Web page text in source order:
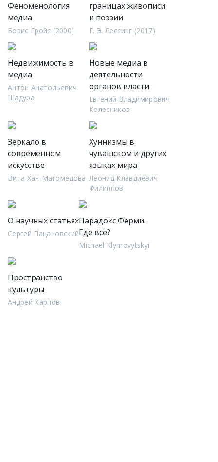
Феноменология
медиа
Борис Гройс (2000)
границах живописи
и поэзии
Г. Э. Лессинг (2017)
Недвижимость в
медиа
Антон Анатольевич
Шадура
Новые медиа в
деятельности
органов власти
Евгений Владимирович
Колесников
Зеркало в
современном
искусстве
Вита Хан-Магомедова
Хуннизмы в
чувашском и других
языках мира
Леонид Клавдиевич
Филиппов
О научных статьях
Сергей Пацановский
Парадокс Ферми.
Где все?
Michael Klymovytskyi
Пространство
культуры
Андрей Карпов